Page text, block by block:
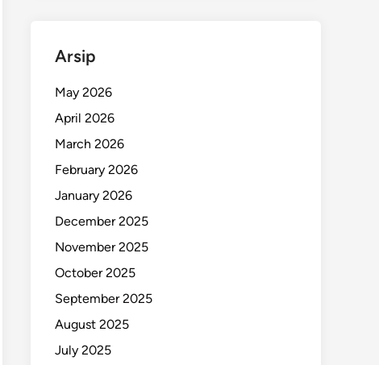
Arsip
May 2026
April 2026
March 2026
February 2026
January 2026
December 2025
November 2025
October 2025
September 2025
August 2025
July 2025